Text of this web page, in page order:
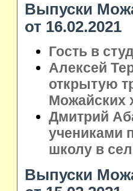
Выпуски
от 16.02.2021
Гость в
Алексей
открытую
Можайских
Дмитрий
учениками
школу в
Выпуски